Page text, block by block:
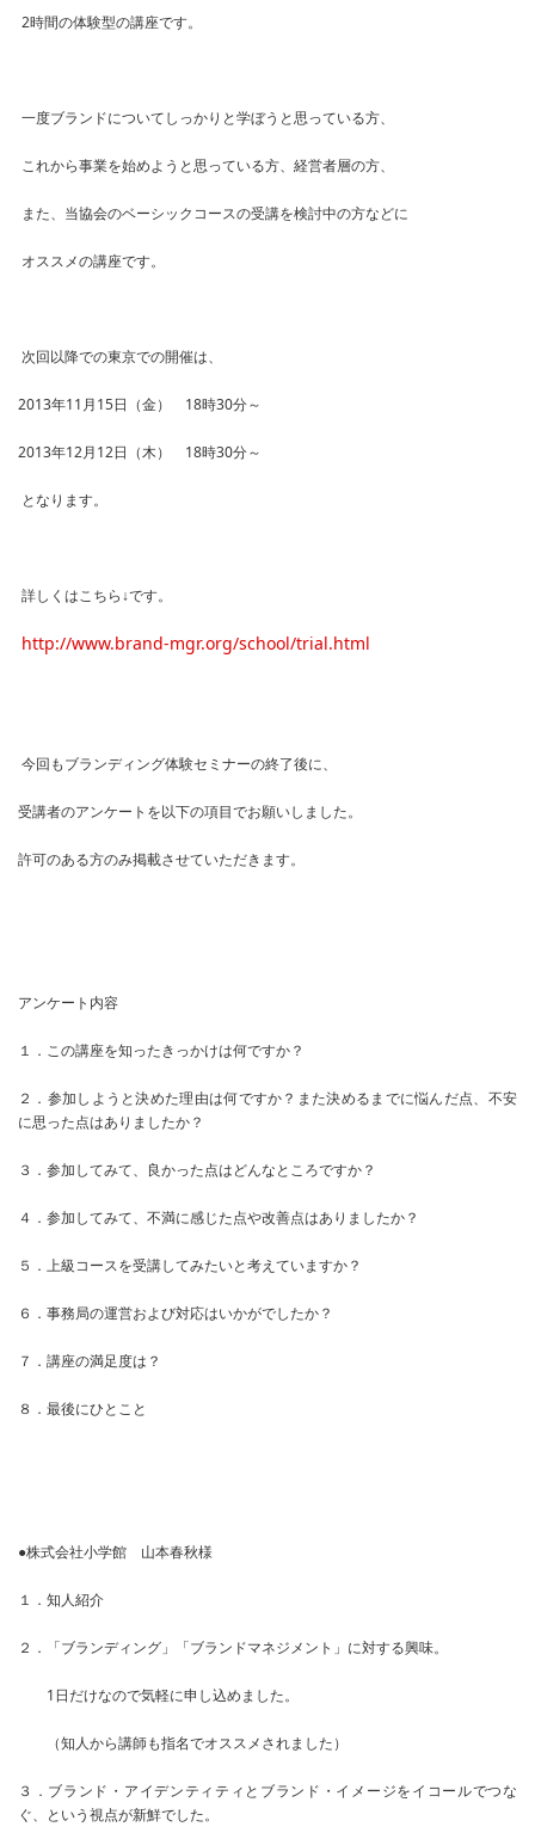
2時間の体験型の講座です。
一度ブランドについてしっかりと学ぼうと思っている方、
これから事業を始めようと思っている方、経営者層の方、
また、当協会のベーシックコースの受講を検討中の方などに
オススメの講座です。
次回以降での東京での開催は、
2013年11月15日（金） 18時30分～
2013年12月12日（木） 18時30分～
となります。
詳しくはこちら↓です。
http://www.brand-mgr.org/school/trial.html
今回もブランディング体験セミナーの終了後に、
受講者のアンケートを以下の項目でお願いしました。
許可のある方のみ掲載させていただきます。
アンケート内容
１．この講座を知ったきっかけは何ですか？
２．参加しようと決めた理由は何ですか？また決めるまでに悩んだ点、不安
に思った点はありましたか？
３．参加してみて、良かった点はどんなところですか？
４．参加してみて、不満に感じた点や改善点はありましたか？
５．上級コースを受講してみたいと考えていますか？
６．事務局の運営および対応はいかがでしたか？
７．講座の満足度は？
８．最後にひとこと
●株式会社小学館 山本春秋様
１．知人紹介
２．「ブランディング」「ブランドマネジメント」に対する興味。
1日だけなので気軽に申し込めました。
（知人から講師も指名でオススメされました）
３．ブランド・アイデンティティとブランド・イメージをイコールでつな
ぐ、という視点が新鮮でした。